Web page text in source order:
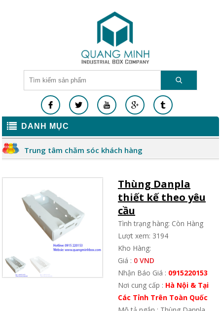
DANH MỤC
Trung tâm chăm sóc khách hàng
Thùng Danpla
thiết kế theo yêu
cầu
Tình trạng hàng: Còn Hàng
Lượt xem: 3194
Kho Hàng:
Giá : 0 VND
Nhận Báo Giá : 0915220153
Nơi cung cấp : Hà Nội & Tại
Các Tỉnh Trên Toàn Quốc